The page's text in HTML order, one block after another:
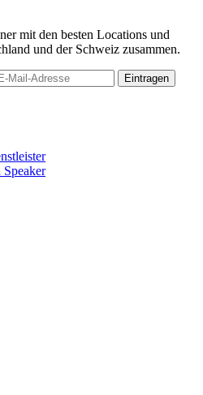
mit den besten Locations und
und der Schweiz zusammen.
Eintragen
Speaker